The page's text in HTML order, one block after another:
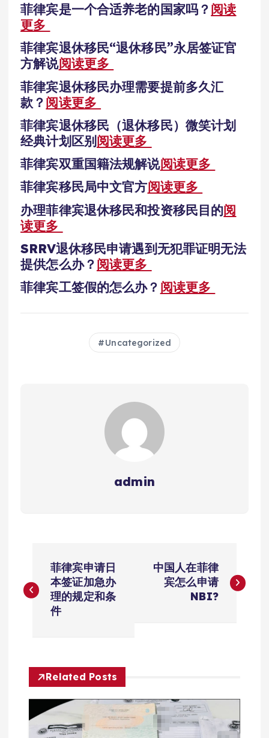
菲律宾是一个合适养老的国家吗？阅读
更多
菲律宾退休移民“退休移民”永居签证官
方解说阅读更多
菲律宾退休移民办理需要提前多久汇
款？阅读更多
菲律宾退休移民（退休移民）微笑计划
经典计划区别阅读更多
菲律宾双重国籍法规解说阅读更多
菲律宾移民局中文官方阅读更多
办理菲律宾退休移民和投资移民目的阅
读更多
SRRV退休移民申请遇到无犯罪证明无法
提供怎么办？阅读更多
菲律宾工签假的怎么办？ 阅读更多
Uncategorized
admin
章
菲律宾申请日
本签证加急办
理的规定和条
件
中国人在菲律
宾怎么申请
NBI?
Related Posts